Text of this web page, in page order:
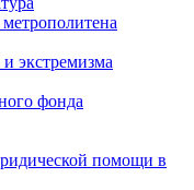
экстремизма
фонда
помощи в